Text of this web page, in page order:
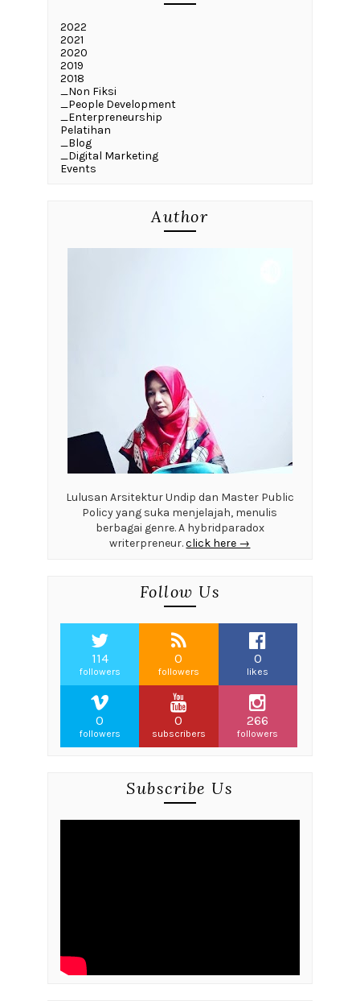
2022
2021
2020
2019
2018
_Non Fiksi
_People Development
_Enterpreneurship
Pelatihan
_Blog
_Digital Marketing
Events
Author
Lulusan Arsitektur Undip dan Master Public
Policy yang suka menjelajah, menulis
berbagai genre. A hybridparadox
writerpreneur.click here →
Follow Us
114
followers
0
followers
0
likes
0
followers
0
subscribers
266
followers
Subscribe Us